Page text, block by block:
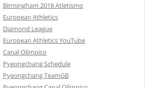
Birmingham 2018 Atletismo
European Athletics
Diamond League
European Athletics YouTube
Canal Olímpico
Pyeongchang Schedule
Pyeongchang TeamGB